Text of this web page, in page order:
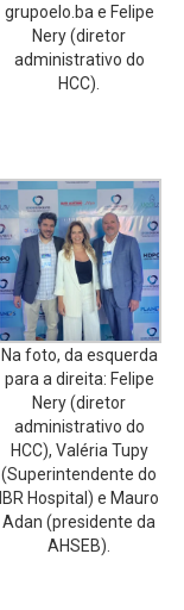
grupoelo.ba e Felipe
Nery (diretor
administrativo do
HCC).
Na foto, da esquerda
para a direita: Felipe
Nery (diretor
administrativo do
HCC), Valéria Tupy
(Superintendente do
IBR Hospital) e Mauro
Adan (presidente da
AHSEB).